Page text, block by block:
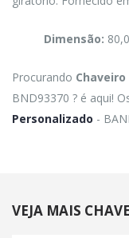
Dimensão:
Procurando
BND93370 ? é aqui!
Personalizado -
VEJA MAIS